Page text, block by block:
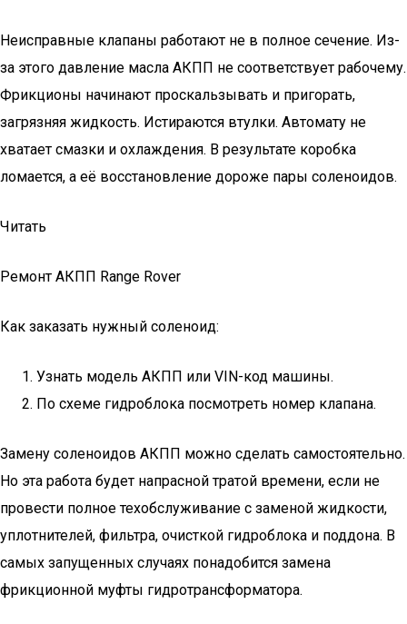
Неисправные клапаны работают не в полное сечение. Из-
за этого давление масла АКПП не соответствует рабочему.
Фрикционы начинают проскальзывать и пригорать,
загрязняя жидкость. Истираются втулки. Автомату не
хватает смазки и охлаждения. В результате коробка
ломается, а её восстановление дороже пары соленоидов.
Читать
Ремонт АКПП Range Rover
Как заказать нужный соленоид:
Узнать модель АКПП или VIN-код машины.
По схеме гидроблока посмотреть номер клапана.
Замену соленоидов АКПП можно сделать самостоятельно.
Но эта работа будет напрасной тратой времени, если не
провести полное техобслуживание с заменой жидкости,
уплотнителей, фильтра, очисткой гидроблока и поддона. В
самых запущенных случаях понадобится замена
фрикционной муфты гидротрансформатора.